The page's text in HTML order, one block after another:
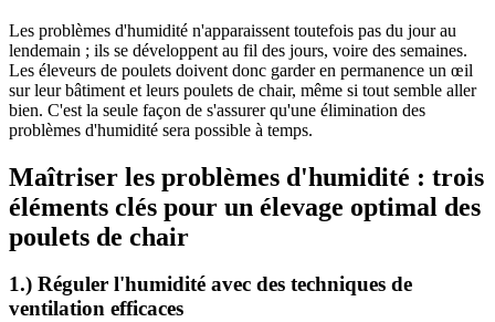
Les problèmes d'humidité n'apparaissent toutefois pas du jour au
lendemain ; ils se développent au fil des jours, voire des semaines.
Les éleveurs de poulets doivent donc garder en permanence un œil
sur leur bâtiment et leurs poulets de chair, même si tout semble aller
bien. C'est la seule façon de s'assurer qu'une élimination des
problèmes d'humidité sera possible à temps.
Maîtriser les problèmes d'humidité : trois
éléments clés pour un élevage optimal des
poulets de chair
1.) Réguler l'humidité avec des techniques de
ventilation efficaces